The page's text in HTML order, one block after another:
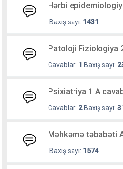
Hərbi
Baxış sayı: 1431
Patoloji Fiziologiya
Cavablar: 1 Baxış sayı:
Psixiatriya 1 A
Cavablar: 2Baxış sayı:
Məhkəmə təbabəti
Baxış sayı: 1574